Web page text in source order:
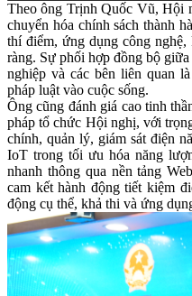
Theo ông Trịnh Quốc Vũ, Hội
chuyển hóa chính sách thành
thí điểm, ứng dụng công
ràng. Sự phối hợp đồng bộ
nghiệp và các bên liên quan
pháp luật vào cuộc sống.
Ông cũng đánh giá cao tinh
pháp tổ chức Hội nghị, với
chính, quản lý, giám sát điện
IoT trong tối ưu hóa năng
nhanh thông qua nền tảng
cam kết hành động tiết kiệm
động cụ thể, khả thi và ứng